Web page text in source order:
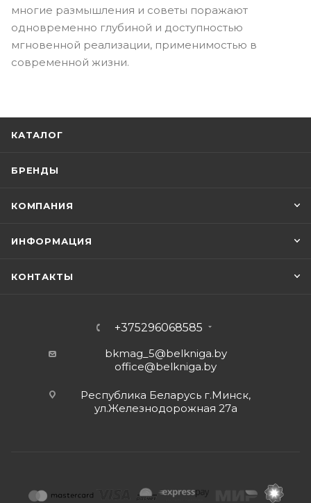
многие размышления и советы поражают
одновременно глубиной и доступностью
мгновенной реализации, применимостью в
современной жизни.
КАТАЛОГ
БРЕНДЫ
КОМПАНИЯ
ИНФОРМАЦИЯ
КОНТАКТЫ
+375296068585
bkmag_5@belkniga.by
office@belkniga.by
Республика Беларусь г.Минск,
ул.Железнодорожная 27а